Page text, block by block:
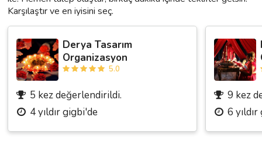
Karşılaştır ve en iyisini seç.
Derya Tasarım
Organizasyon
5.0
5 kez değerlendirildi.
4 yıldır gigbi'de
9 kez
6